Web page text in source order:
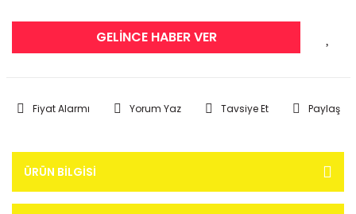
GELİNCE HABER VER
Fiyat Alarmı Yorum Yaz Tavsiye Et Paylaş
ÜRÜN BILGISI